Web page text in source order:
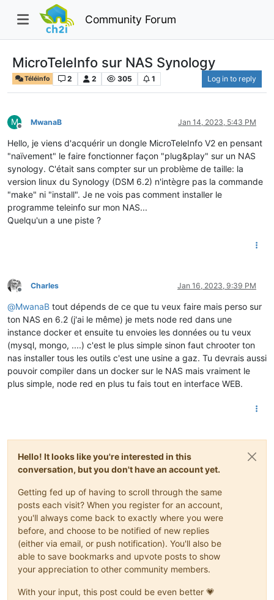
Community Forum
MicroTeleInfo sur NAS Synology
Téléinfo 2 2 305 1 Log in to reply
M
Offline
MwanaB Jan 14, 2023, 5:43 PM
Hello, je viens d'acquérir un dongle MicroTeleInfo V2 en pensant
"naïvement" le faire fonctionner façon "plug&play" sur un NAS
synology. C'était sans compter sur un problème de taille: la
version linux du Synology (DSM 6.2) n'intègre pas la commande
"make" ni "install". Je ne vois pas comment installer le
programme teleinfo sur mon NAS...
Quelqu'un a une piste ?
Offline
Charles Jan 16, 2023, 9:39 PM
@MwanaB tout dépends de ce que tu veux faire mais perso sur
ton NAS en 6.2 (j'ai le même) je mets node red dans une
instance docker et ensuite tu envoies les données ou tu veux
(mysql, mongo, ....) c'est le plus simple sinon faut chrooter ton
nas installer tous les outils c'est une usine a gaz. Tu devrais aussi
pouvoir compiler dans un docker sur le NAS mais vraiment le
plus simple, node red en plus tu fais tout en interface WEB.
Hello! It looks like you're interested in this
conversation, but you don't have an account yet.
Getting fed up of having to scroll through the same
posts each visit? When you register for an account,
you'll always come back to exactly where you were
before, and choose to be notified of new replies
(either via email, or push notification). You'll also be
able to save bookmarks and upvote posts to show
your appreciation to other community members.
With your input, this post could be even better 💗